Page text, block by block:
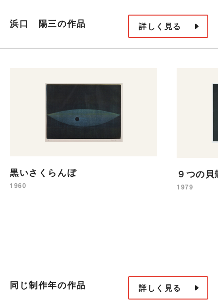
浜口 陽三の作品 詳しく見る
黒いさくらんぼ
1960
９つの貝
1979
同じ制作年の作品 詳しく見る